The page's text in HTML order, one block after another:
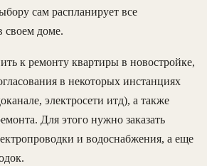
сам распланирует все
своем доме.
к ремонту квартиры в новостройке,
в некоторых инстанциях
электросети итд), а также
Для этого нужно заказать
и водоснабжения, а еще